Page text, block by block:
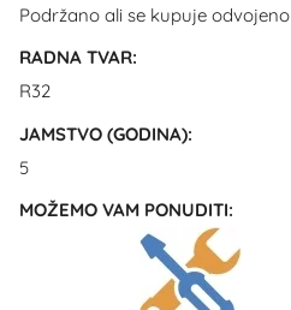
Podržano ali se kupuje odvojeno
RADNA TVAR:
R32
JAMSTVO (GODINA):
5
MOŽEMO VAM PONUDITI: